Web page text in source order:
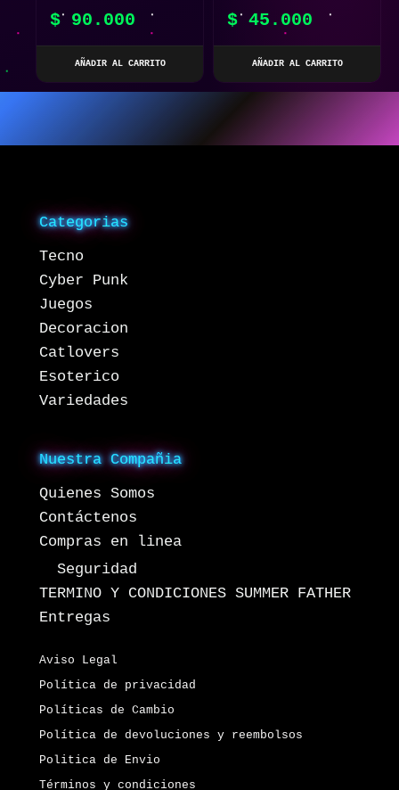
$90.000
AÑADIR AL CARRITO
EN 1
$45.000
AÑADIR AL CARRITO
Categorias
Tecno
Cyber Punk
Juegos
Decoracion
Catlovers
Esoterico
Variedades
Nuestra Compañia
Quienes Somos
Contáctenos
Compras en linea
Seguridad
TERMINO Y CONDICIONES SUMMER FATHER
Entregas
Aviso Legal
Política de privacidad
Políticas de Cambio
Política de devoluciones y reembolsos
Politica de Envio
Términos y condiciones